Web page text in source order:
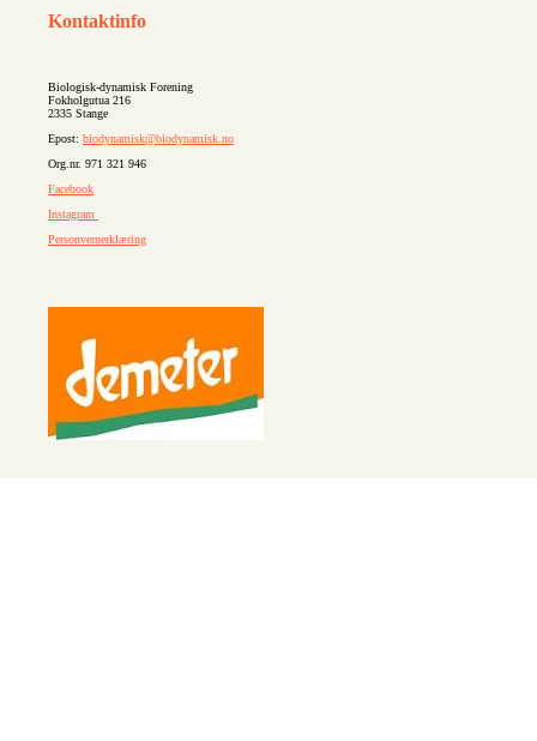
Kontaktinfo
Biologisk-dynamisk Forening
Fokholgutua 216
2335 Stange
Epost: biodynamisk@biodynamisk.no
Org.nr. 971 321 946
Facebook
Instagram
Personvernerklæring